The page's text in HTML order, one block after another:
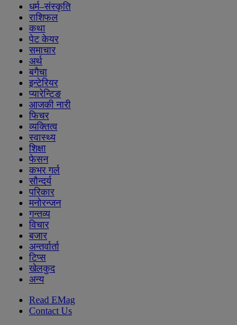
धर्म–संस्कृति
राशिफल
कथा
पेट केयर
समाचार
अर्थ
बगैचा
इन्टेरियर
प्यारेन्टिङ
आजकी नारी
फिचर
व्यक्तित्व
स्वास्थ्य
शिक्षा
फेसन
कभर गर्ल
सौन्दर्य
परिकार
मनोरन्जन
गन्तव्य
विचार
बजार
अन्तर्वार्ता
टिप्स
खेलकुद
अन्य
Read EMag
Contact Us